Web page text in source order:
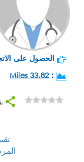
الحصول على
:
33.82 Miles